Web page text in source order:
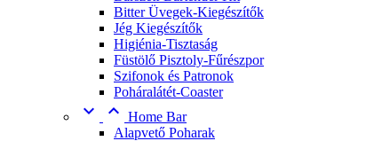
Bitter Üvegek-Kiegészítők
Jég Kiegészítők
Higiénia-Tisztaság
Füstölő Pisztoly-Fűrészpor
Szifonok és Patronok
Poháralátét-Coaster
  Home Bar
Alapvető Poharak